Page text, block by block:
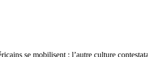
se mobilisent : l’autre culture